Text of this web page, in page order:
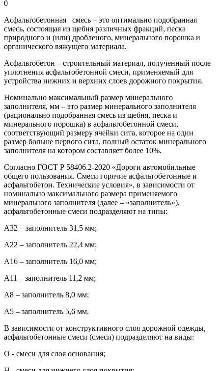
0
Асфальтобетонная смесь – это оптимально подобранная
смесь, состоящая из щебня различных фракций, песка
природного и (или) дробленого, минерального порошка и
органического вяжущего материала.
Асфальтобетон – строительный материал, полученный после
уплотнения асфальтобетонной смеси, применяемый для
устройства нижних и верхних слоев дорожного покрытия.
Номинально максимальный размер минерального
заполнителя, мм – это размер минерального заполнителя
(рационально подобранная смесь из щебня, песка и
минерального порошка) в асфальтобетонной смеси,
соответствующий размеру ячейки сита, которое на один
размер больше первого сита, полный остаток минерального
заполнителя на котором составляет более 10%.
Согласно ГОСТ Р 58406.2-2020 «Дороги автомобильные
общего пользования. Смеси горячие асфальтобетонные и
асфальтобетон. Технические условия», в зависимости от
номинально максимального размера применяемого
минерального заполнителя (далее – «заполнитель»),
асфальтобетонные смеси подразделяют на типы:
А32 – заполнитель 31,5 мм;
А22 – заполнитель 22,4 мм;
А16 – заполнитель 16,0 мм;
А11 – заполнитель 11,2 мм;
А8 – заполнитель 8,0 мм;
А5 – заполнитель 5,6 мм.
В зависимости от конструктивного слоя дорожной одежды,
асфальтобетонные смеси (смеси) подразделяют на виды:
О - смеси для слоя основания;